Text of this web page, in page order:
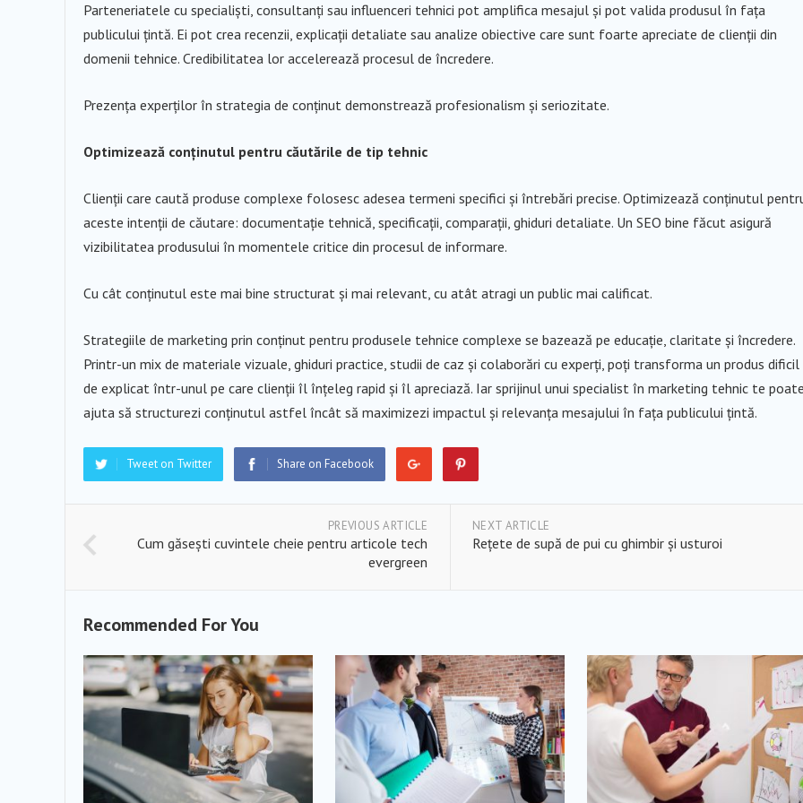
Parteneriatele cu specialiști, consultanți sau influenceri tehnici pot amplifica mesajul și pot valida produsul în fața
publicului țintă. Ei pot crea recenzii, explicații detaliate sau analize obiective care sunt foarte apreciate de clienții din
domenii tehnice. Credibilitatea lor accelerează procesul de încredere.
Prezența experților în strategia de conținut demonstrează profesionalism și seriozitate.
Optimizează conținutul pentru căutările de tip tehnic
Clienții care caută produse complexe folosesc adesea termeni specifici și întrebări precise. Optimizează conținutul
aceste intenții de căutare: documentație tehnică, specificații, comparații, ghiduri detaliate. Un SEO bine făcut asigură
vizibilitatea produsului în momentele critice din procesul de informare.
Cu cât conținutul este mai bine structurat și mai relevant, cu atât atragi un public mai calificat.
Strategiile de marketing prin conținut pentru produsele tehnice complexe se bazează pe educație, claritate și încredere.
Printr-un mix de materiale vizuale, ghiduri practice, studii de caz și colaborări cu experți, poți transforma un produs dificil
de explicat într-unul pe care clienții îl înțeleg rapid și îl apreciază. Iar sprijinul unui specialist în marketing tehnic te
ajuta să structurezi conținutul astfel încât să maximizezi impactul și relevanța mesajului în fața publicului țintă.
Tweet on Twitter Share on Facebook
PREVIOUS ARTICLE
Cum găsești cuvintele cheie pentru articole tech
evergreen
NEXT ARTICLE
Rețete de supă de pui cu ghimbir și usturoi
Recommended For You